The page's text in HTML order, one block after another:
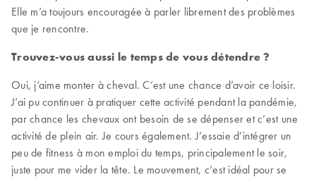
Elle m’a toujours encouragée à parler librement des problèmes
que je rencontre.
Trouvez-vous aussi le temps de vous détendre ?
Oui, j’aime monter à cheval. C’est une chance d’avoir ce loisir.
J’ai pu continuer à pratiquer cette activité pendant la pandémie,
par chance les chevaux ont besoin de se dépenser et c’est une
activité de plein air. Je cours également. J’essaie d’intégrer un
peu de fitness à mon emploi du temps, principalement le soir,
juste pour me vider la tête. Le mouvement, c’est idéal pour se